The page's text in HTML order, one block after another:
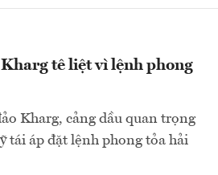
tê liệt vì lệnh phong
Kharg, cảng dầu quan trọng
tái áp đặt lệnh phong tỏa hải